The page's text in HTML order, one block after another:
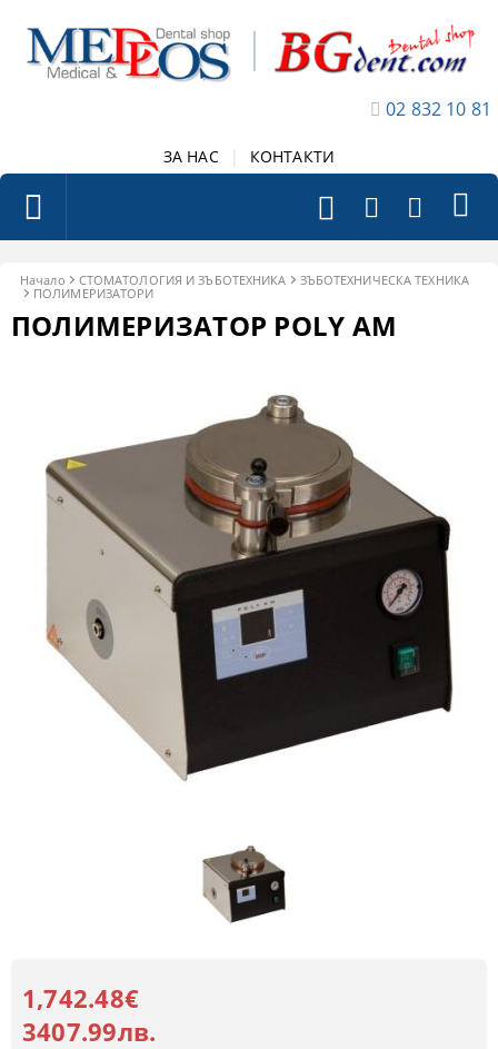
02 832 10 81
ЗА НАС КОНТАКТИ
Начало СТОМАТОЛОГИЯ И ЗЪБОТЕХНИКА
ЗЪБОТЕХНИЧЕСКА ТЕХНИКА
ПОЛИМЕРИЗАТОРИ
ПОЛИМЕРИЗАТОР POLY AM
1,742.48€
3407.99лв.